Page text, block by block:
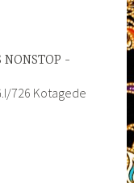
NONSTOP
726 Kotagede